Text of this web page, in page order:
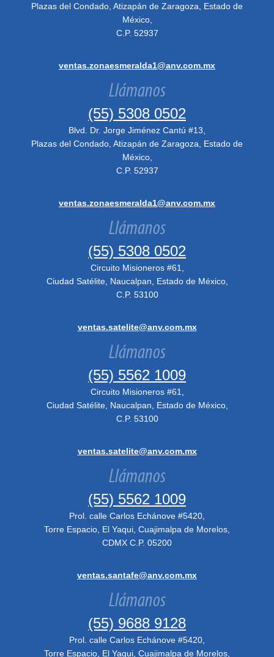
Plazas del Condado, Atizapán de Zaragoza, Estado de
México,
C.P. 52937
ventas.zonaesmeralda1@anv.com.mx
Llámanos
(55) 5308 0502
Blvd. Dr. Jorge Jiménez Cantú #13,
Plazas del Condado, Atizapán de Zaragoza, Estado de
México,
C.P. 52937
ventas.zonaesmeralda1@anv.com.mx
Llámanos
(55) 5308 0502
Circuito Misioneros #61,
Ciudad Satélite, Naucalpan, Estado de México,
C.P. 53100
ventas.satelite@anv.com.mx
Llámanos
(55) 5562 1009
Circuito Misioneros #61,
Ciudad Satélite, Naucalpan, Estado de México,
C.P. 53100
ventas.satelite@anv.com.mx
Llámanos
(55) 5562 1009
Prol. calle Carlos Echánove #5420,
Torre Espacio, El Yaqui, Cuajimalpa de Morelos,
CDMX C.P. 05200
ventas.santafe@anv.com.mx
Llámanos
(55) 9688 9128
Prol. calle Carlos Echánove #5420,
Torre Espacio, El Yaqui, Cuajimalpa de Morelos,